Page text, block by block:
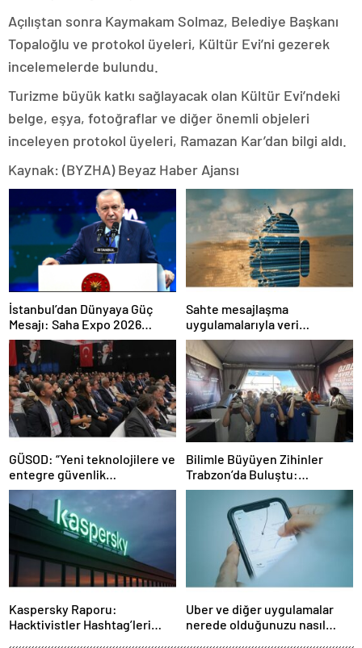
Açılıştan sonra Kaymakam Solmaz, Belediye Başkanı
Topaloğlu ve protokol üyeleri, Kültür Evi’ni gezerek
incelemelerde bulundu.
Turizme büyük katkı sağlayacak olan Kültür Evi’ndeki
belge, eşya, fotoğraflar ve diğer önemli objeleri
inceleyen protokol üyeleri, Ramazan Kar’dan bilgi aldı.
Kaynak: (BYZHA) Beyaz Haber Ajansı
İstanbul’dan Dünyaya Güç
Mesajı: Saha Expo 2026
Rekorlarla Kapılarını Kapattı
Sahte mesajlaşma
uygulamalarıyla veri
sızdırıyorlar- Haber Şafak
GÜSOD: “Yeni teknolojilere ve
entegre güvenlik
sistemlerine önem artacak”-
Haber Şafak
Bilimle Büyüyen Zihinler
Trabzon’da Buluştu:
STEAMFEST’te Bilim Rüzgârı
Esti!- Haber Şafak
Kaspersky Raporu:
Hacktivistler Hashtag’leri
Uber ve diğer uygulamalar
nerede olduğunuzu nasıl